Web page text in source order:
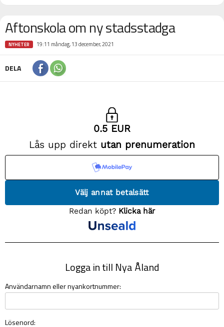
Aftonskola om ny stadsstadga
NYHETER 19:11 måndag, 13 december, 2021
DELA